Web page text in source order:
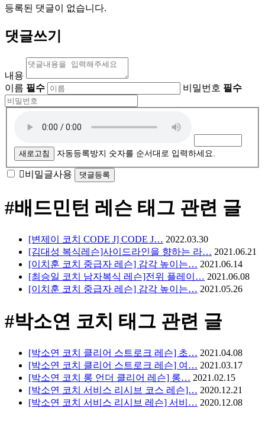
등록된 댓글이 없습니다.
댓글쓰기
내용
이름 필수 비밀번호 필수
록
방
지
새로고침 자동등록방지 숫자를 순서대로 입력하세요.
비밀글사용
#배드민턴 레슨 태그 관련 글
[변제이 코치 CODE J] CODE J… 2022.03.30
[김대성 복식레슨]사이드라인을 향하는 라… 2021.06.21
[이치훈 코치 중급자 레슨] 감각 높이는… 2021.06.14
[최승일 코치 남자복식 레슨]전위 플레이… 2021.06.08
[이치훈 코치 중급자 레슨] 감각 높이는… 2021.05.26
#박소연 코치 태그 관련 글
[박소연 코치 클리어 스트로크 레슨] 초… 2021.04.08
[박소연 코치 클리어 스트로크 레슨] 여… 2021.03.17
[박소연 코치 롱 언더 클리어 레슨] 롱… 2021.02.15
[박소연 코치 서비스 리시브 코스 레슨]… 2020.12.21
[박소연 코치 서비스 리시브 레슨] 서비… 2020.12.08